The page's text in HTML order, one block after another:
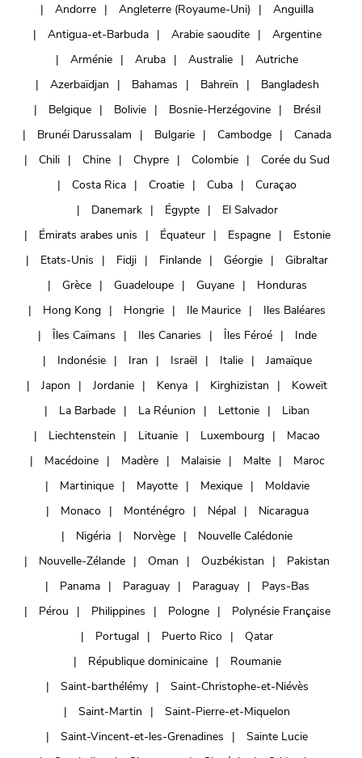
Andorre
Angleterre (Royaume-Uni)
Anguilla
Antigua-et-Barbuda
Arabie saoudite
Argentine
Arménie
Aruba Australie
Autriche
Azerbaïdjan
Bahamas Bahreïn
Bangladesh
Belgique
Bolivie Bosnie-Herzégovine
Brésil
Brunéi Darussalam
Bulgarie Cambodge
Canada
Chili
Chine Chypre Colombie
Corée du Sud
Costa Rica
Croatie Cuba
Curaçao
Danemark
Égypte
El Salvador
Émirats arabes unis
Équateur Espagne
Estonie
Etats-Unis
Fidji Finlande Géorgie
Gibraltar
Grèce
Guadeloupe Guyane
Honduras
Hong Kong
Hongrie Ile Maurice
Iles Baléares
Îles Caïmans
Iles Canaries Îles Féroé
Inde
Indonésie
Iran Israël Italie
Jamaïque
Japon
Jordanie Kenya Kirghizistan
Koweït
La Barbade
La Réunion Lettonie
Liban
Liechtenstein
Lituanie Luxembourg
Macao
Macédoine
Madère Malaisie Malte
Maroc
Martinique
Mayotte Mexique
Moldavie
Monaco
Monténégro Népal
Nicaragua
Nigéria
Norvège
Nouvelle Calédonie
Nouvelle-Zélande
Oman Ouzbékistan
Pakistan
Panama
Paraguay Paraguay
Pays-Bas
Pérou
Philippines Pologne
Polynésie Française
Portugal
Puerto Rico
Qatar
République dominicaine
Roumanie
Saint-barthélémy
Saint-Christophe-et-Niévès
Saint-Martin
Saint-Pierre-et-Miquelon
Saint-Vincent-et-les-Grenadines
Sainte Lucie